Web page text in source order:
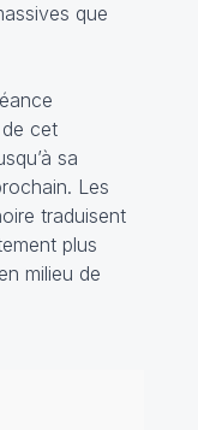
que
de cet
sa
Les
traduisent
plus
milieu de